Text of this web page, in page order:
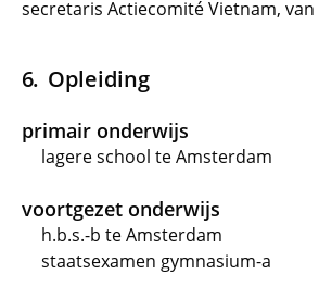
secretaris Actiecomité Vietnam,
Opleiding
primair onderwijs
lagere school te Amsterdam
voortgezet onderwijs
h.b.s.-b te Amsterdam
staatsexamen gymnasium-a